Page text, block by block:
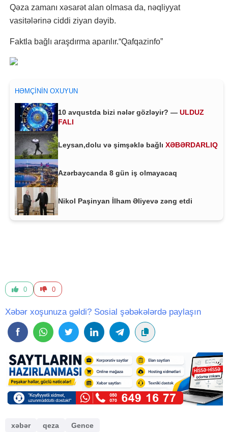
Qəza zamanı xəsarət alan olmasa da, nəqliyyat
vasitələrinə ciddi ziyan dəyib.
Faktla bağlı araşdırma aparılır.“Qafqazinfo”
HƏMÇININ OXUYUN
10 avqustda bizi nələr gözləyir? — ULDUZ
FALI
Leysan,dolu və şimşəklə bağlı XƏBƏRDARLIQ
Azərbaycanda 8 gün iş olmayacaq
Nikol Paşinyan İlham Əliyevə zəng etdi
0 0
Xəbər xoşunuza gəldi? Sosial şəbəkələrdə paylaşın
xəbər qeza Gence